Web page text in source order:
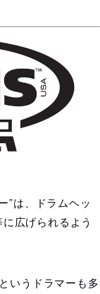
は、
ドラムヘッ
広げられるよう
いうドラマーも多